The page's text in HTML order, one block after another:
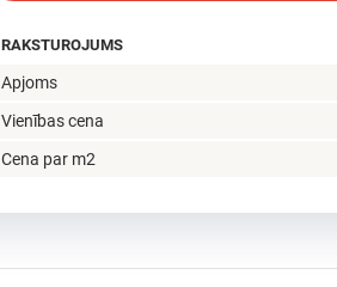
RAKSTUROJUMS
Apjoms
Vienības cena
Cena par m2